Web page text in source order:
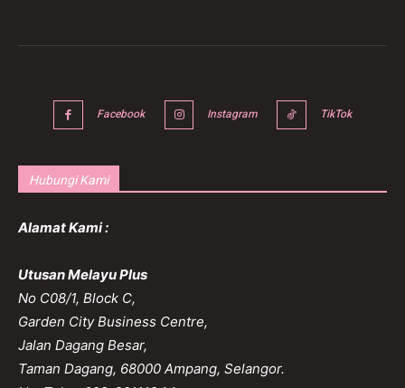
Facebook Instagram TikTok
Hubungi Kami
Alamat Kami :
Utusan Melayu Plus
No C08/1, Block C,
Garden City Business Centre,
Jalan Dagang Besar,
Taman Dagang, 68000 Ampang, Selangor.